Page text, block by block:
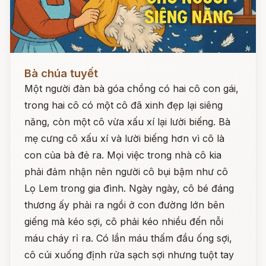
Bà chúa tuyết
Một người đàn bà góa chồng có hai cô con gái,
trong hai cô có một cô đã xinh đẹp lại siêng
năng, còn một cô vừa xấu xí lại lười biếng. Bà
mẹ cưng cô xấu xí và lười biếng hơn vì cô là
con của bà đẻ ra. Mọi việc trong nhà cô kia
phải đảm nhận nên người cô bụi bậm như cô
Lọ Lem trong gia đình. Ngày ngày, cô bé đáng
thương ấy phải ra ngồi ở con đường lớn bên
giếng mà kéo sợi, cô phải kéo nhiều đến nỗi
máu cháy rỉ ra. Có lần máu thấm đầu ống sợi,
cô cúi xuống định rửa sạch sợi nhưng tuột tay